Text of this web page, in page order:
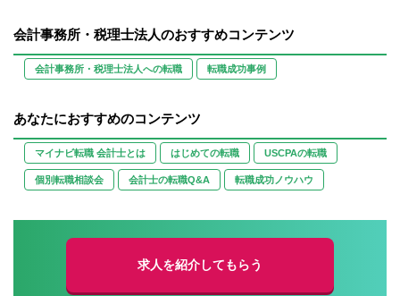
会計事務所・税理士法人のおすすめコンテンツ
会計事務所・税理士法人への転職 転職成功事例
あなたにおすすめのコンテンツ
マイナビ転職 会計士とは はじめての転職 USCPAの転職
個別転職相談会 会計士の転職Q&A 転職成功ノウハウ
求人を紹介してもらう